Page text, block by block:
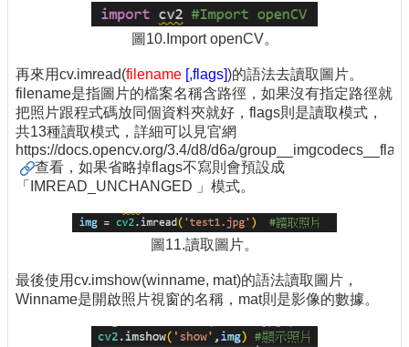
圖10.Import openCV。
再來用cv.imread(filename [,flags])的語法去讀取圖片。
filename是指圖片的檔案名稱含路徑，如果沒有指定路徑就
把照片跟程式碼放同個資料夾就好，flags則是讀取模式，
共13種讀取模式，詳細可以見官網
https://docs.opencv.org/3.4/d8/d6a/
查看，如果省略掉flags不寫則會預設成
「IMREAD_UNCHANGED 」模式。
圖11.讀取圖片。
最後使用cv.imshow(winname, mat)的語法讀取圖片，
Winname是開啟照片視窗的名稱，mat則是影像的數據。